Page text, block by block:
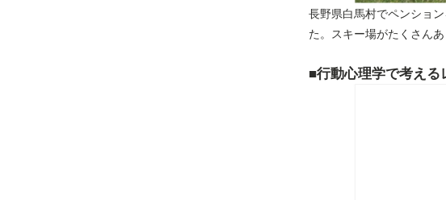
長野県白馬村でペンショ
た。スキー場がたくさん
■行動心理学で考える